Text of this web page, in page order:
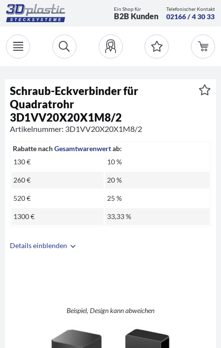
Ein Shop für
B2B Kunden
Telefonischer Kontakt
02166 / 4 30 33
Details einblenden
Beispiel, Design kann abweichen
Schraub-Eckverbinder für
Quadratrohr
3D1VV20X20X1M8/2
Artikelnummer: 3D1VV20X20X1M8/2
Rabatte nachGesamtwarenwertab:
130 €
10 %
260 € 20 %
520 € 25 %
1300 € 33,33 %